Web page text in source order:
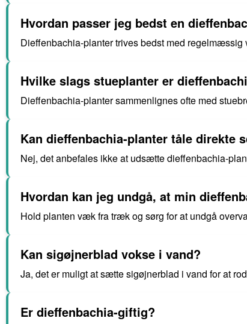
Hvordan passer jeg bedst en
Dieffenbachia-planter trives bedst med regelmæssig
Hvilke slags stueplanter er
Dieffenbachia-planter sammenlignes ofte med
Kan dieffenbachia-planter tåle direkte
Nej, det anbefales ikke at udsætte dieffenbachia-
Hvordan kan jeg undgå, at min
Hold planten væk fra træk og sørg for at undgå
Kan sigøjnerblad vokse i vand?
Ja, det er muligt at sætte sigøjnerblad i vand for at
Er dieffenbachia-giftig?